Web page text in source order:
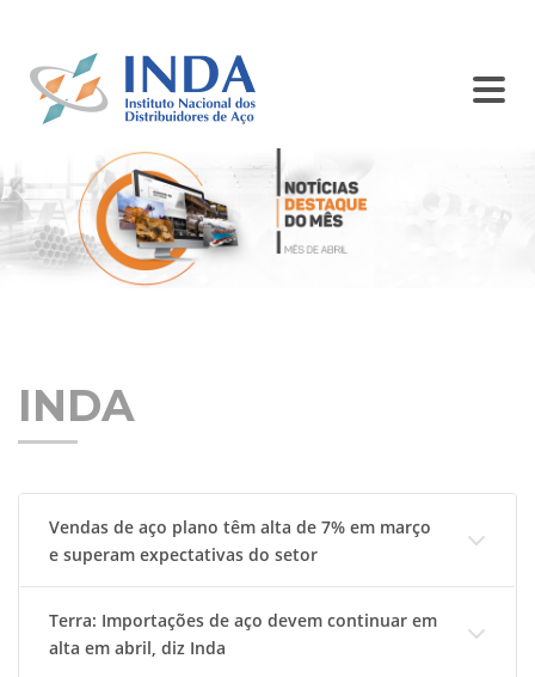
INDA
Vendas de aço plano têm alta de 7% em março
e superam expectativas do setor
Terra: Importações de aço devem continuar em
alta em abril, diz Inda